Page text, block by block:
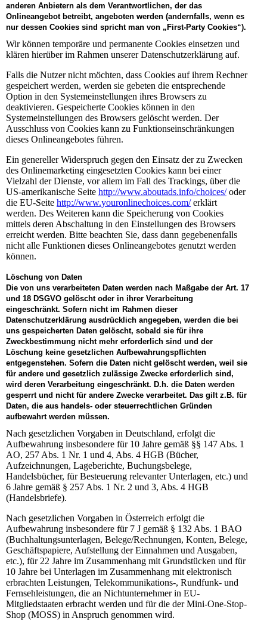
anderen Anbietern als dem Verantwortlichen, der das
Onlineangebot betreibt, angeboten werden (andernfalls, wenn es
nur dessen Cookies sind spricht man von „First-Party Cookies“).
Wir können temporäre und permanente Cookies einsetzen und
klären hierüber im Rahmen unserer Datenschutzerklärung auf.
Falls die Nutzer nicht möchten, dass Cookies auf ihrem Rechner
gespeichert werden, werden sie gebeten die entsprechende
Option in den Systemeinstellungen ihres Browsers zu
deaktivieren. Gespeicherte Cookies können in den
Systemeinstellungen des Browsers gelöscht werden. Der
Ausschluss von Cookies kann zu Funktionseinschränkungen
dieses Onlineangebotes führen.
Ein genereller Widerspruch gegen den Einsatz der zu Zwecken
des Onlinemarketing eingesetzten Cookies kann bei einer
Vielzahl der Dienste, vor allem im Fall des Trackings, über die
US-amerikanische Seite http://www.aboutads.info/choices/oder
die EU-Seite http://www.youronlinechoices.com/erklärt
werden. Des Weiteren kann die Speicherung von Cookies
mittels deren Abschaltung in den Einstellungen des Browsers
erreicht werden. Bitte beachten Sie, dass dann gegebenenfalls
nicht alle Funktionen dieses Onlineangebotes genutzt werden
können.
Löschung von Daten
Die von uns verarbeiteten Daten werden nach Maßgabe der Art. 17
und 18 DSGVO gelöscht oder in ihrer Verarbeitung
eingeschränkt. Sofern nicht im Rahmen dieser
Datenschutzerklärung ausdrücklich angegeben, werden die bei
uns gespeicherten Daten gelöscht, sobald sie für ihre
Zweckbestimmung nicht mehr erforderlich sind und der
Löschung keine gesetzlichen Aufbewahrungspflichten
entgegenstehen. Sofern die Daten nicht gelöscht werden, weil sie
für andere und gesetzlich zulässige Zwecke erforderlich sind,
wird deren Verarbeitung eingeschränkt. D.h. die Daten werden
gesperrt und nicht für andere Zwecke verarbeitet. Das gilt z.B. für
Daten, die aus handels- oder steuerrechtlichen Gründen
aufbewahrt werden müssen.
Nach gesetzlichen Vorgaben in Deutschland, erfolgt die
Aufbewahrung insbesondere für 10 Jahre gemäß §§ 147 Abs. 1
AO, 257 Abs. 1 Nr. 1 und 4, Abs. 4 HGB (Bücher,
Aufzeichnungen, Lageberichte, Buchungsbelege,
Handelsbücher, für Besteuerung relevanter Unterlagen, etc.) und
6 Jahre gemäß § 257 Abs. 1 Nr. 2 und 3, Abs. 4 HGB
(Handelsbriefe).
Nach gesetzlichen Vorgaben in Österreich erfolgt die
Aufbewahrung insbesondere für 7 J gemäß § 132 Abs. 1 BAO
(Buchhaltungsunterlagen, Belege/Rechnungen, Konten, Belege,
Geschäftspapiere, Aufstellung der Einnahmen und Ausgaben,
etc.), für 22 Jahre im Zusammenhang mit Grundstücken und für
10 Jahre bei Unterlagen im Zusammenhang mit elektronisch
erbrachten Leistungen, Telekommunikations-, Rundfunk- und
Fernsehleistungen, die an Nichtunternehmer in EU-
Mitgliedstaaten erbracht werden und für die der Mini-One-Stop-
Shop (MOSS) in Anspruch genommen wird.